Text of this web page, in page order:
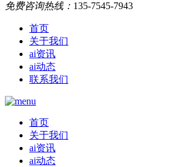
免费咨询热线： 135-7545-7943
首页
关于我们
ai资讯
ai动态
联系我们
首页
关于我们
ai资讯
ai动态